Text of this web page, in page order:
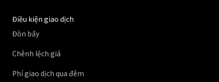
Điều kiện giao dịch
Đòn bẩy
Chênh lệch giá
Phí giao dịch qua đêm